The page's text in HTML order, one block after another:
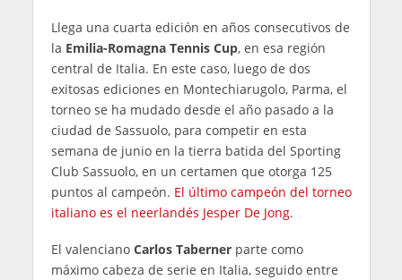
Llega una cuarta edición en años consecutivos de
la Emilia-Romagna Tennis Cup, en esa región
central de Italia. En este caso, luego de dos
exitosas ediciones en Montechiarugolo, Parma, el
torneo se ha mudado desde el año pasado a la
ciudad de Sassuolo, para competir en esta
semana de junio en la tierra batida del Sporting
Club Sassuolo, en un certamen que otorga 125
puntos al campeón. El último campeón del torneo
italiano es el neerlandés Jesper De Jong.
El valenciano Carlos Tabernerparte como
máximo cabeza de serie en Italia, seguido entre